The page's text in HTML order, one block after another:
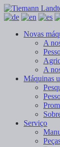
Novas
A
A
Máquinas
Serviço